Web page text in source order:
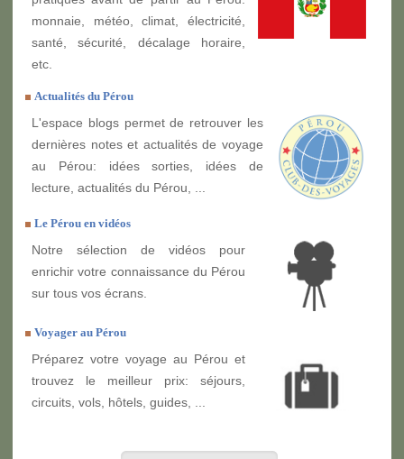
monnaie, météo, climat, électricité,
santé, sécurité, décalage horaire,
etc.
Actualités du Pérou
L'espace blogs permet de retrouver les
dernières notes et actualités de voyage
au Pérou: idées sorties, idées de
lecture, actualités du Pérou, ...
Le Pérou en vidéos
Notre sélection de vidéos pour
enrichir votre connaissance du Pérou
sur tous vos écrans.
Voyager au Pérou
Préparez votre voyage au Pérou et
trouvez le meilleur prix: séjours,
circuits, vols, hôtels, guides, ...